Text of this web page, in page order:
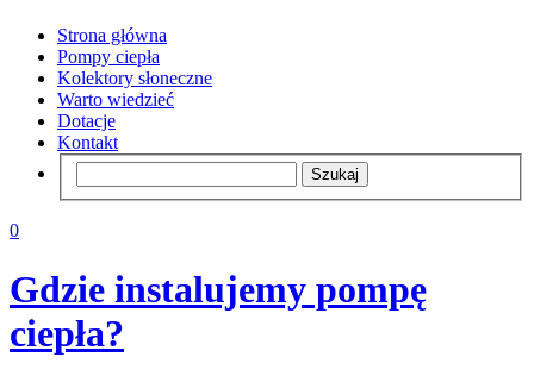
Strona główna
Pompy ciepła
Kolektory słoneczne
Warto wiedzieć
Dotacje
Kontakt
0
Gdzie instalujemy pompę
ciepła?